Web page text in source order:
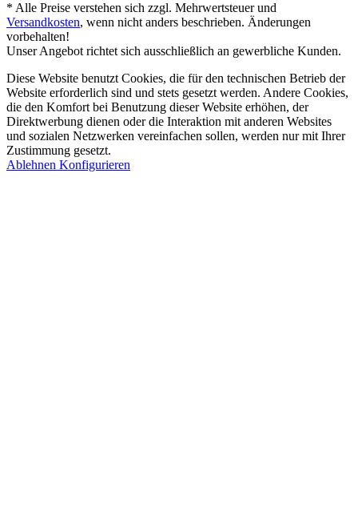
* Alle Preise verstehen sich zzgl. Mehrwertsteuer und
Versandkosten, wenn nicht anders beschrieben. Änderungen
vorbehalten!
Unser Angebot richtet sich ausschließlich an gewerbliche Kunden.
Diese Website benutzt Cookies, die für den technischen Betrieb der
Website erforderlich sind und stets gesetzt werden. Andere Cookies,
die den Komfort bei Benutzung dieser Website erhöhen, der
Direktwerbung dienen oder die Interaktion mit anderen Websites
und sozialen Netzwerken vereinfachen sollen, werden nur mit Ihrer
Zustimmung gesetzt.
Ablehnen Konfigurieren